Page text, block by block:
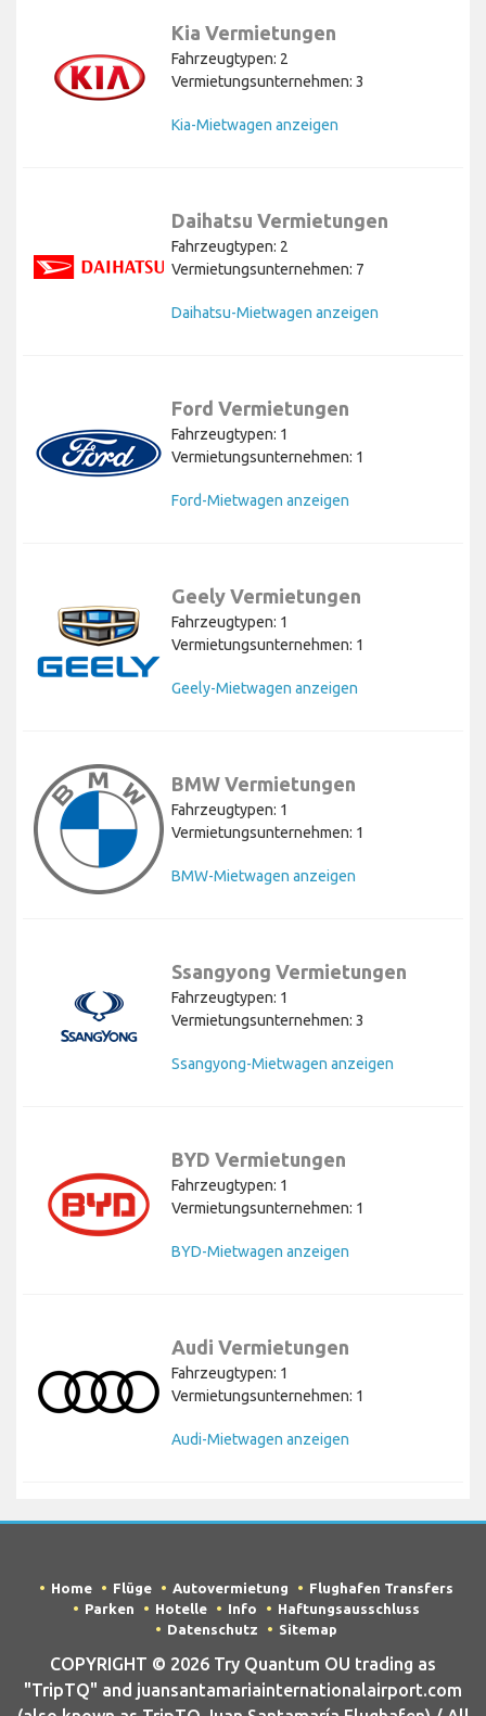
Kia Vermietungen
Fahrzeugtypen: 2
Vermietungsunternehmen: 3
Kia-Mietwagen anzeigen
Daihatsu Vermietungen
Fahrzeugtypen: 2
Vermietungsunternehmen: 7
Daihatsu-Mietwagen anzeigen
Ford Vermietungen
Fahrzeugtypen: 1
Vermietungsunternehmen: 1
Ford-Mietwagen anzeigen
Geely Vermietungen
Fahrzeugtypen: 1
Vermietungsunternehmen: 1
Geely-Mietwagen anzeigen
BMW Vermietungen
Fahrzeugtypen: 1
Vermietungsunternehmen: 1
BMW-Mietwagen anzeigen
Ssangyong Vermietungen
Fahrzeugtypen: 1
Vermietungsunternehmen: 3
Ssangyong-Mietwagen anzeigen
BYD Vermietungen
Fahrzeugtypen: 1
Vermietungsunternehmen: 1
BYD-Mietwagen anzeigen
Audi Vermietungen
Fahrzeugtypen: 1
Vermietungsunternehmen: 1
Audi-Mietwagen anzeigen
Home Flüge Autovermietung
Flughafen Transfers
Parken
Hotelle Info
Haftungsausschluss
Datenschutz
Sitemap
COPYRIGHT © 2026 Try Quantum OU trading as
"TripTQ" and juansantamariainternationalairport.com